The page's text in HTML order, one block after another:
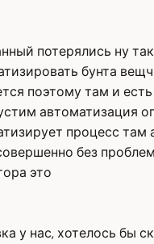
потерялись ну
бунта
поэтому там и
автоматизация
процесс там
без
это
у нас, хотелось бы